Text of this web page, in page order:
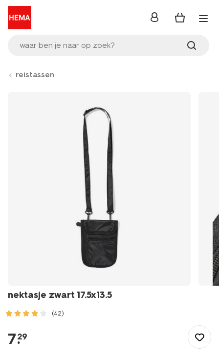
waar ben je naar op zoek?
inloggen
reistassen
nektasje zwart 17.5x13.5
(42)
onderweg/reizen/reistassen/nektasje-
zwart-
7.
29